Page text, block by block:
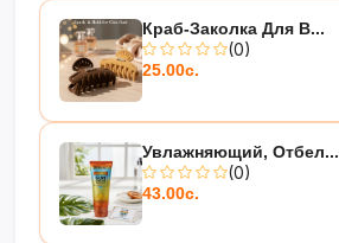
Краб-Заколка Для В...
(0)
25.00с.
Увлажняющий, Отбел...
(0)
43.00с.